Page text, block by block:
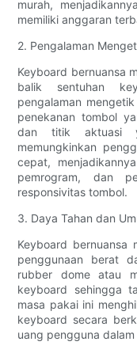
murah,
memiliki anggaran
2. Pengalaman
Keyboard bernuansa
balik sentuhan
pengalaman
penekanan tombol
dan titik aktuasi
memungkinkan
cepat,
pemrogram, dan
responsivitas tombol.
3. Daya Tahan dan
Keyboard bernuansa
penggunaan berat
rubber dome atau
keyboard sehingga
masa pakai ini
keyboard secara
uang pengguna